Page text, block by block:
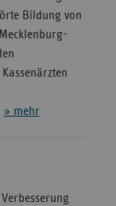
Bildung von
» mehr